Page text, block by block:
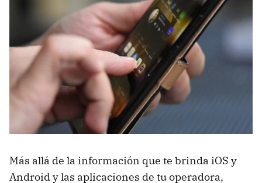
Más allá de la información que te brinda iOS y
Android y las aplicaciones de tu operadora,